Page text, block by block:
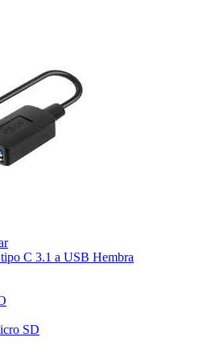
C 3.1 a USB Hembra
SD